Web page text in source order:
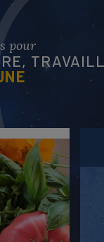
pour